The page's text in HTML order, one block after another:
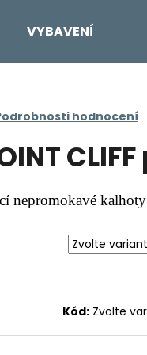
VYBAVENÍ
hodnocení
nepromokavé kalhoty
Kód: Zvolte